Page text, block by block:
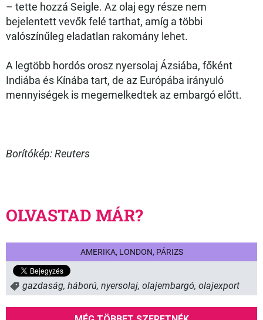
– tette hozzá Seigle. Az olaj egy része nem
bejelentett vevők felé tarthat, amíg a többi
valószínűleg eladatlan rakomány lehet.
A legtöbb hordós orosz nyersolaj Ázsiába, főként
Indiába és Kínába tart, de az Európába irányuló
mennyiségek is megemelkedtek az embargó előtt.
Borítókép: Reuters
OLVASTAD MÁR?
AMERIKA, LONDON, PÁRIZS
gazdaság, háború, nyersolaj, olajembargó, olajexport